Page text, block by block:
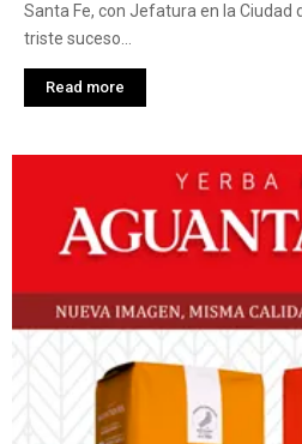
Santa Fe, con Jefatura en la Ciudad
triste suceso...
Read more